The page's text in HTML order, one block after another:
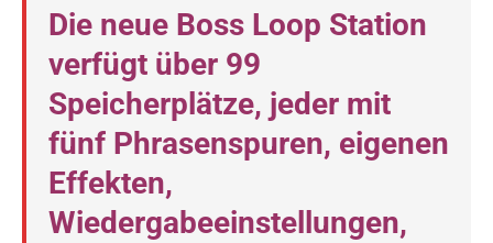
Die neue Boss Loop Station
verfügt über 99
Speicherplätze, jeder mit
fünf Phrasenspuren, eigenen
Effekten,
Wiedergabeeinstellungen,